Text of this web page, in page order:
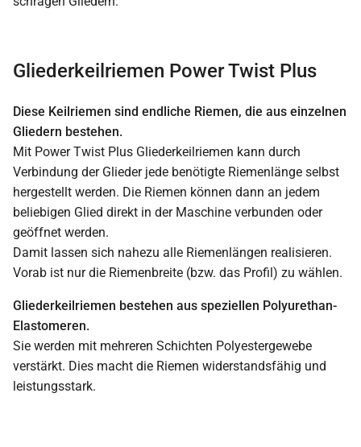
Gliederkeilriemen Power Twist Plus
Diese Keilriemen sind endliche Riemen, die aus einzelnen
Gliedern bestehen.
Mit Power Twist Plus Gliederkeilriemen kann durch
Verbindung der Glieder jede benötigte Riemenlänge selbst
hergestellt werden. Die Riemen können dann an jedem
beliebigen Glied direkt in der Maschine verbunden oder
geöffnet werden.
Damit lassen sich nahezu alle Riemenlängen realisieren.
Vorab ist nur die Riemenbreite (bzw. das Profil) zu wählen.
Gliederkeilriemen bestehen aus speziellen Polyurethan-
Elastomeren.
Sie werden mit mehreren Schichten Polyestergewebe
verstärkt. Dies macht die Riemen widerstandsfähig und
leistungsstark.